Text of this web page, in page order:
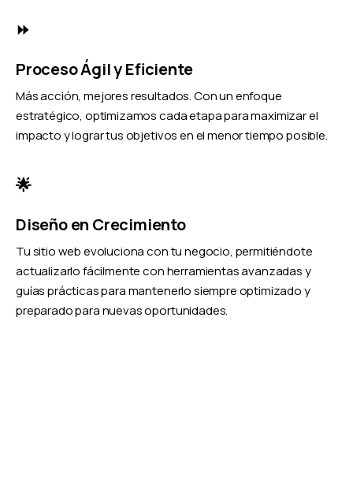
⏩
Proceso Ágil y Eficiente
Más acción, mejores resultados. Con un enfoque
estratégico, optimizamos cada etapa para maximizar el
impacto y lograr tus objetivos en el menor tiempo posible.
🌟
Diseño en Crecimiento
Tu sitio web evoluciona con tu negocio, permitiéndote
actualizarlo fácilmente con herramientas avanzadas y
guías prácticas para mantenerlo siempre optimizado y
preparado para nuevas oportunidades.